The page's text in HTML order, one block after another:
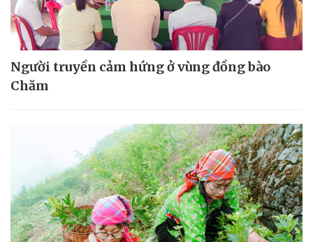
Người truyền cảm hứng ở vùng đồng bào
Chăm